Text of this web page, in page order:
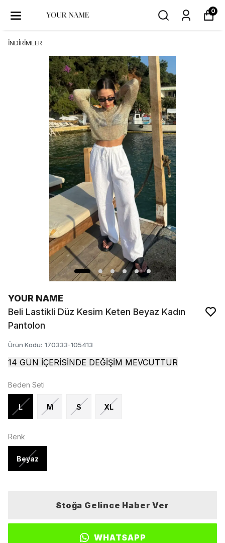
0
İNDİRİMLER
YOUR NAME
Beli Lastikli Düz Kesim Keten Beyaz Kadın
Pantolon
Ürün Kodu: 170333-105413
14 GÜN İÇERİSİNDE DEĞİŞİM MEVCUTTUR
Beden Seti
L M S XL
Renk
Beyaz
Stoğa Gelince Haber Ver
WHATSAPP